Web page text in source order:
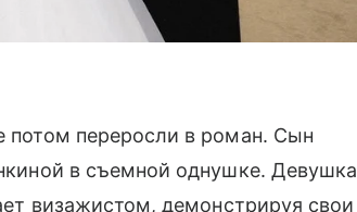
потом переросли в роман. Сын
в съемной однушке. Девушка
визажистом, демонстрируя свои